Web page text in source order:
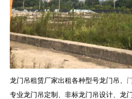
龙门吊租赁厂家出租各种型号龙门吊、
专业龙门吊定制、非标龙门吊设计、龙